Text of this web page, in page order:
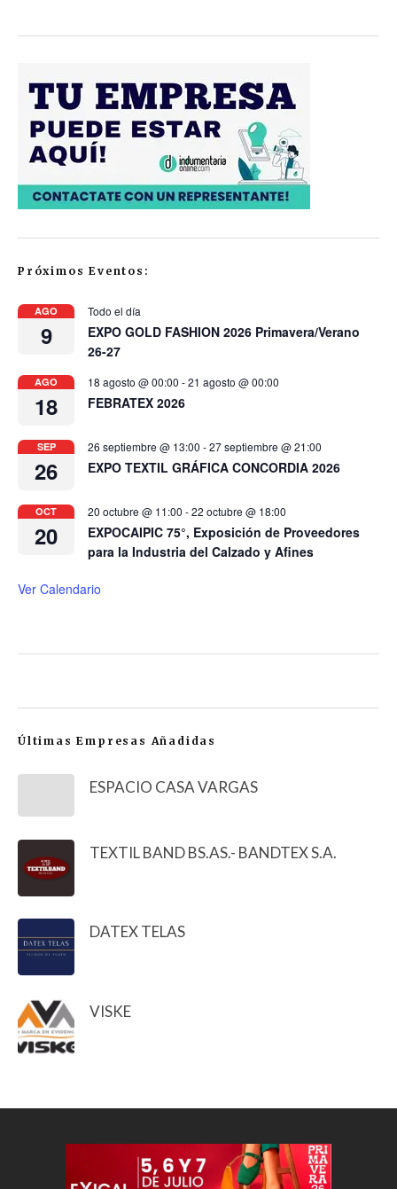
Próximos Eventos:
AGO
9
Todo el día
EXPO GOLD FASHION 2026 Primavera/Verano
26-27
AGO
18
18 agosto @ 00:00 -21 agosto @ 00:00
FEBRATEX 2026
SEP
26
26 septiembre @ 13:00 -27 septiembre @ 21:00
EXPO TEXTIL GRÁFICA CONCORDIA 2026
OCT
20
20 octubre @ 11:00 -22 octubre @ 18:00
EXPOCAIPIC 75°, Exposición de Proveedores
para la Industria del Calzado y Afines
Ver Calendario
Últimas Empresas Añadidas
ESPACIO CASA VARGAS
TEXTIL BAND BS.AS.- BANDTEX S.A.
DATEX TELAS
VISKE